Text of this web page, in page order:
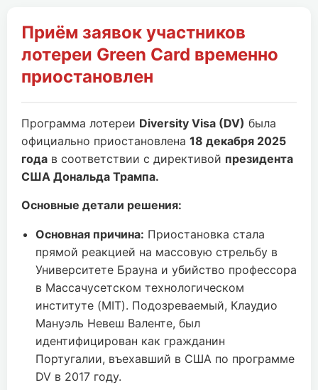
Приём заявок участников
лотереи Green Card временно
приостановлен
Программа лотереи Diversity Visa (DV) была
официально приостановлена 18 декабря 2025
года в соответствии с директивой президента
США Дональда Трампа.
Основные детали решения:
Основная причина: Приостановка стала
прямой реакцией на массовую стрельбу в
Университете Брауна и убийство профессора
в Массачусетском технологическом
институте (MIT). Подозреваемый, Клаудио
Мануэль Невеш Валенте, был
идентифицирован как гражданин
Португалии, въехавший в США по программе
DV в 2017 году.